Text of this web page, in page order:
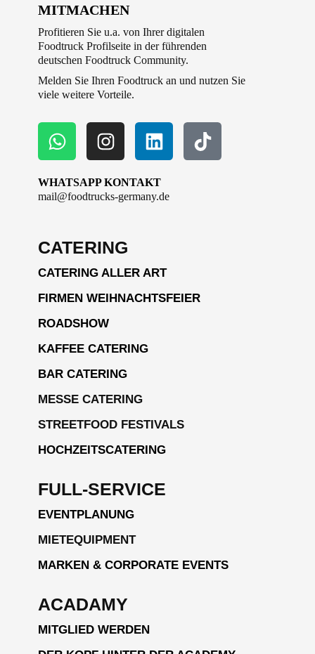
MITMACHEN
Profitieren Sie u.a. von Ihrer digitalen
Foodtruck Profilseite in der führenden
deutschen Foodtruck Community.
Melden Sie Ihren Foodtruck an und nutzen Sie
viele weitere Vorteile.
WHATSAPP KONTAKT
mail@foodtrucks-germany.de
CATERING
CATERING ALLER ART
FIRMEN WEIHNACHTSFEIER
ROADSHOW
KAFFEE CATERING
BAR CATERING
MESSE CATERING
STREETFOOD FESTIVALS
HOCHZEITSCATERING
FULL-SERVICE
EVENTPLANUNG
MIETEQUIPMENT
MARKEN & CORPORATE EVENTS
ACADAMY
MITGLIED WERDEN